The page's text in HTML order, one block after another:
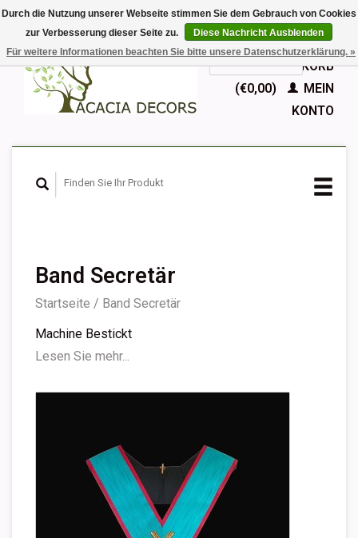
EUR
GBPDeutsch
Nederlands
English
IHR WARENKORB
(€0,00)
MEIN
KONTO
Band Secretär
Startseite / Band Secretär
Machine Bestickt
Lesen Sie mehr...
Durch die Nutzung unserer Webseite stimmen Sie dem Gebrauch von Cookies
zur Verbesserung dieser Seite zu.
Diese Nachricht Ausblenden
Für weitere Informationen beachten Sie bitte unsere Datenschutzerklärung. »